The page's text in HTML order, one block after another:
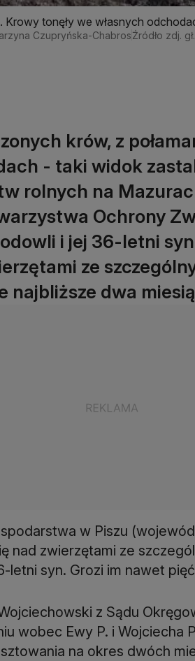
tonęły we własnych
Czupryńska-ChabrosŹródło zdj.
krów, z
- taki widok
rolnych na
Ochrony
i jej 36-letni
ze
najbliższe dwa
w Piszu
nad zwierzętami ze
letni syn. Grozi im nawet
z Sądu
wobec Ewy P. i Wojciecha
na okres dwóch